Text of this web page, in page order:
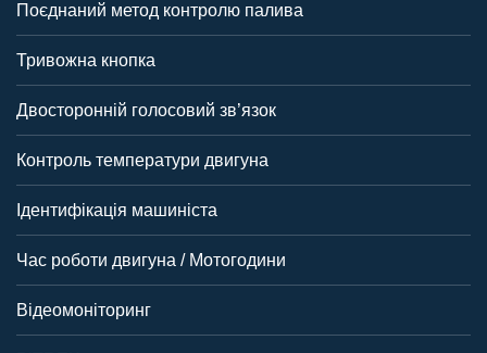
Поєднаний метод контролю палива
Тривожна кнопка
Двосторонній голосовий зв’язок
Контроль температури двигуна
Ідентифікація машиніста
Час роботи двигуна / Мотогодини
Відеомоніторинг